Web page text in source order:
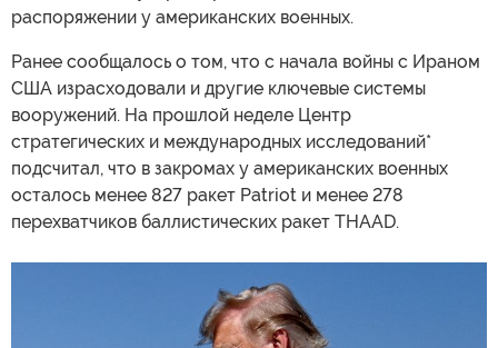
распоряжении у американских военных.
Ранее сообщалось о том, что с начала войны с Ираном
США израсходовали и другие ключевые системы
вооружений. На прошлой неделе Центр
стратегических и международных исследований*
подсчитал, что в закромах у американских военных
осталось менее 827 ракет Patriot и менее 278
перехватчиков баллистических ракет THAAD.